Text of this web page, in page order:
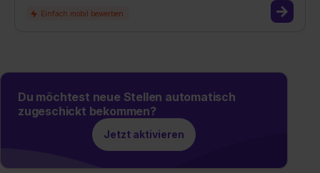
Du möchtest neue Stellen automatisch
zugeschickt bekommen?
Jetzt aktivieren